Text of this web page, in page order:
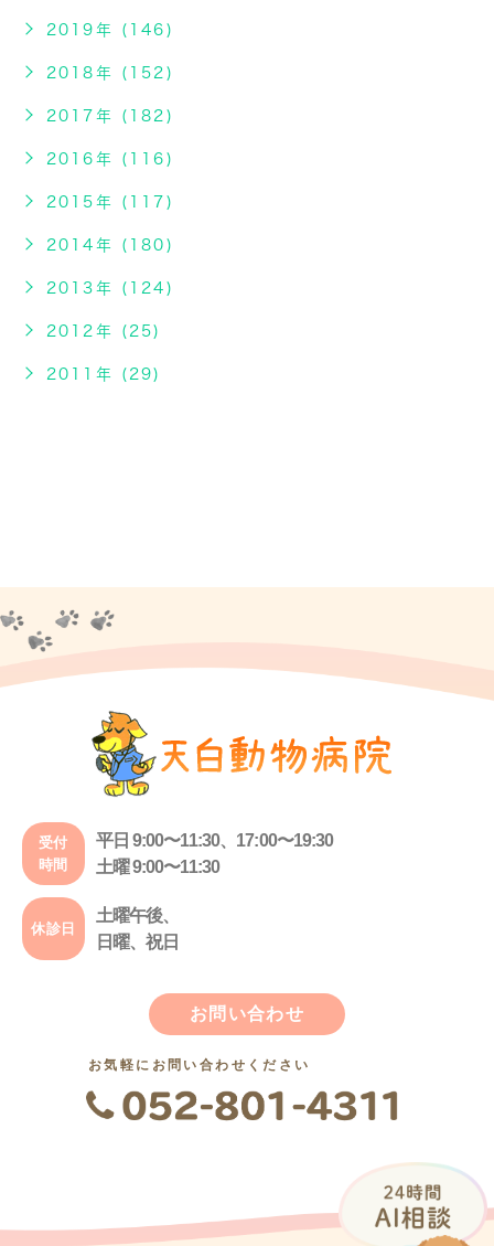
2019年 (146)
2018年 (152)
2017年 (182)
2016年 (116)
2015年 (117)
2014年 (180)
2013年 (124)
2012年 (25)
2011年 (29)
受付
時間
平日 9:00〜11:30、17:00〜19:30
土曜 9:00〜11:30
休診日
土曜午後、
日曜、祝日
お問い合わせ
お気軽にお問い合わせください